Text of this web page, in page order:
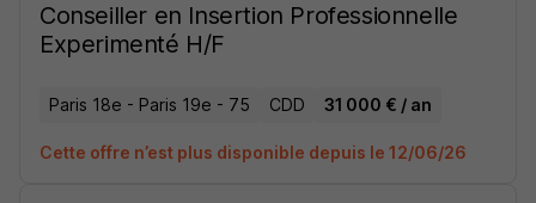
Conseiller en Insertion Professionnelle
Experimenté H/F
Paris 18e - Paris 19e - 75 CDD 31 000 € / an
Cette offre n’est plus disponible depuis le 12/06/26